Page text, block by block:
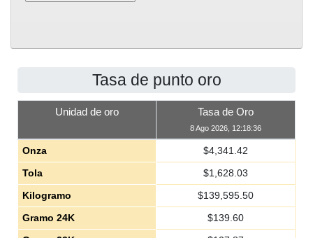
Tasa de punto oro
Unidad de oro Tasa de Oro
8 Ago 2026, 12:18:36
Onza $4,341.42
Tola
$1,628.03
Kilogramo
$139,595.50
Gramo 24K
$139.60